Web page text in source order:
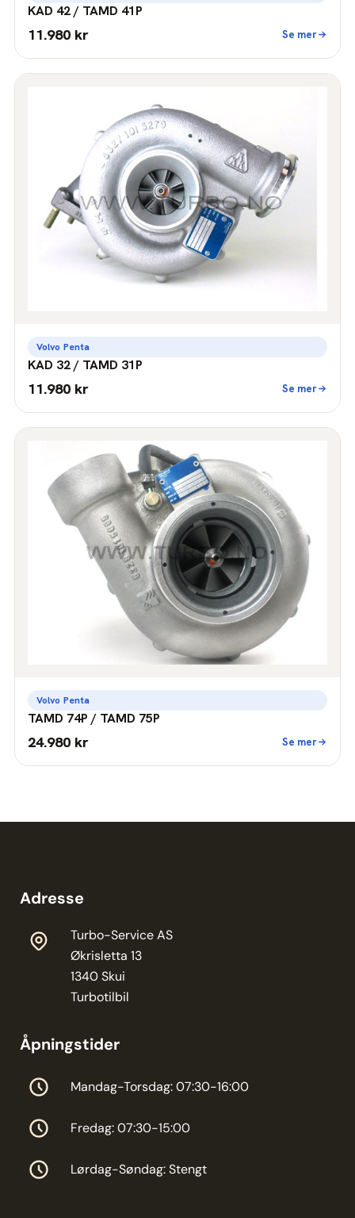
KAD 42 / TAMD 41P
11.980 kr Se mer
Volvo Penta
KAD 32 / TAMD 31P
11.980 kr Se mer
Volvo Penta
TAMD 74P / TAMD 75P
24.980 kr Se mer
Adresse
Turbo-Service AS
Økrisletta 13
1340 Skui
Turbotilbil
Åpningstider
Mandag-Torsdag: 07:30-16:00
Fredag: 07:30-15:00
Lørdag-Søndag: Stengt